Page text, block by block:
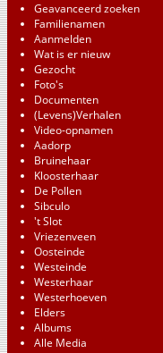
Geavanceerd zoeken
Familienamen
Aanmelden
Wat is er nieuw
Gezocht
Foto's
Documenten
(Levens)Verhalen
Video-opnamen
Aadorp
Bruinehaar
Kloosterhaar
De Pollen
Sibculo
't Slot
Vriezenveen
Oosteinde
Westeinde
Westerhaar
Westerhoeven
Elders
Albums
Alle Media